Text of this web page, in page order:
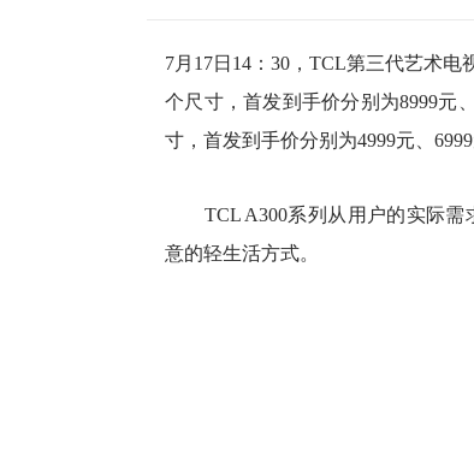
7月17日14：30，TCL第三代艺术电
个尺寸，首发到手价分别为8999元
寸，首发到手价分别为4999元、6999
TCL A300系列从用户的实际需
意的轻生活方式。